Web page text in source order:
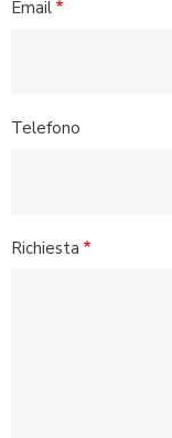
Email
Telefono
Richiesta